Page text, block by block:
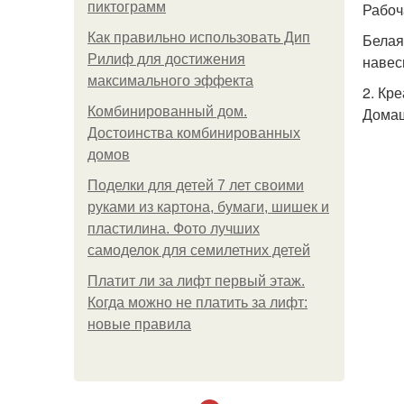
пиктограмм
Как правильно использовать Дип
Рилиф для достижения
максимального эффекта
Комбинированный дом.
Достоинства комбинированных
домов
Поделки для детей 7 лет своими
руками из картона, бумаги, шишек и
пластилина. Фото лучших
самоделок для семилетних детей
Платит ли за лифт первый этаж.
Когда можно не платить за лифт:
новые правила
2.